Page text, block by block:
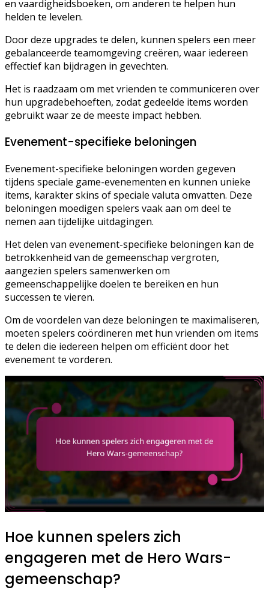
en vaardigheidsboeken, om anderen te helpen hun
helden te levelen.
Door deze upgrades te delen, kunnen spelers een meer
gebalanceerde teamomgeving creëren, waar iedereen
effectief kan bijdragen in gevechten.
Het is raadzaam om met vrienden te communiceren over
hun upgradebehoeften, zodat gedeelde items worden
gebruikt waar ze de meeste impact hebben.
Evenement-specifieke beloningen
Evenement-specifieke beloningen worden gegeven
tijdens speciale game-evenementen en kunnen unieke
items, karakter skins of speciale valuta omvatten. Deze
beloningen moedigen spelers vaak aan om deel te
nemen aan tijdelijke uitdagingen.
Het delen van evenement-specifieke beloningen kan de
betrokkenheid van de gemeenschap vergroten,
aangezien spelers samenwerken om
gemeenschappelijke doelen te bereiken en hun
successen te vieren.
Om de voordelen van deze beloningen te maximaliseren,
moeten spelers coördineren met hun vrienden om items
te delen die iedereen helpen om efficiënt door het
evenement te vorderen.
Hoe kunnen spelers zich
engageren met de Hero Wars-
gemeenschap?